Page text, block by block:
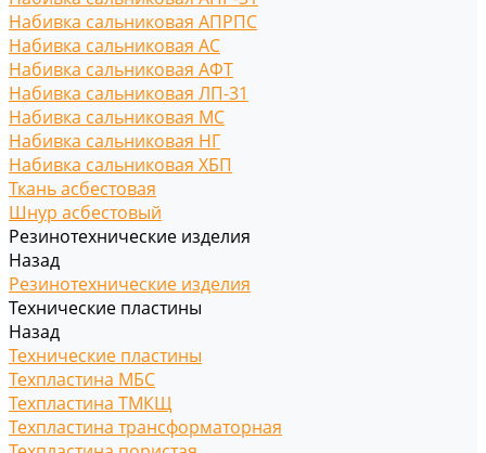
Набивка сальниковая АПРПС
Набивка сальниковая АС
Набивка сальниковая АФТ
Набивка сальниковая ЛП-31
Набивка сальниковая МС
Набивка сальниковая НГ
Набивка сальниковая ХБП
Ткань асбестовая
Шнур асбестовый
Резинотехнические изделия
Назад
Резинотехнические изделия
Технические пластины
Назад
Технические пластины
Техпластина МБС
Техпластина ТМКЩ
Техпластина трансформаторная